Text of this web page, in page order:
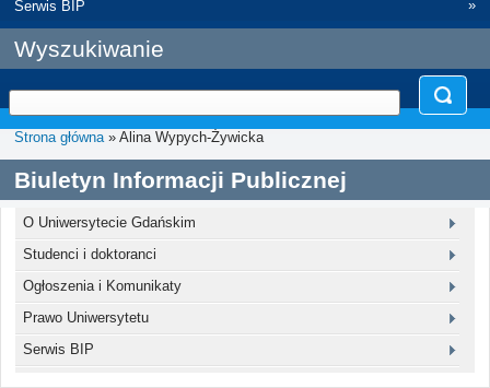
Serwis BIP
»
Wyszukiwanie
Strona główna» Alina Wypych-Żywicka
Biuletyn Informacji Publicznej
O Uniwersytecie Gdańskim
Studenci i doktoranci
Ogłoszenia i Komunikaty
Prawo Uniwersytetu
Serwis BIP